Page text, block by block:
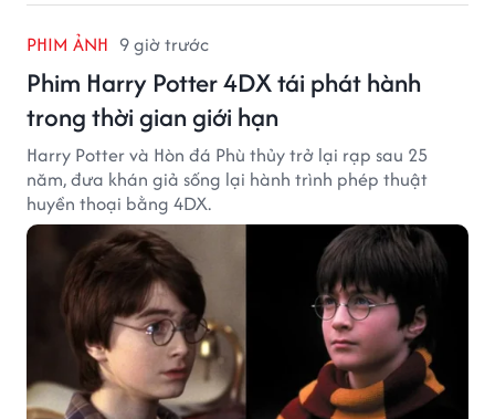
PHIM ẢNH 9 giờ trước
Phim Harry Potter 4DX tái phát hành
trong thời gian giới hạn
Harry Potter và Hòn đá Phù thủy trở lại rạp sau 25
năm, đưa khán giả sống lại hành trình phép thuật
huyền thoại bằng 4DX.